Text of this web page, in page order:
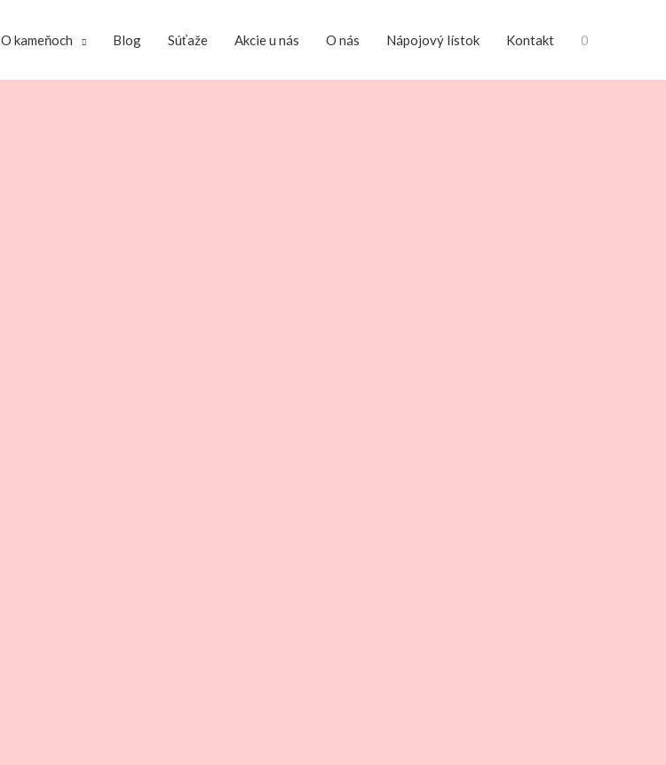
O kameňoch Blog Súťaže Akcie u nás O nás Nápojový lístok Kontakt 0